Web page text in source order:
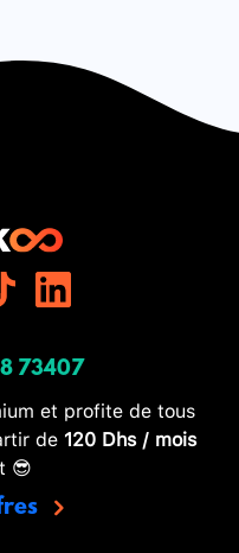
73407
et profite de tous
de 120 Dhs / mois
😎